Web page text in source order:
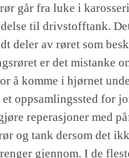
går fra luke i
til drivstofftank.
deler av røret som
er det mistanke
å komme i hjørnet
oppsamlingssted for
reperasjoner med
og tank dersom det
gjennom. I de